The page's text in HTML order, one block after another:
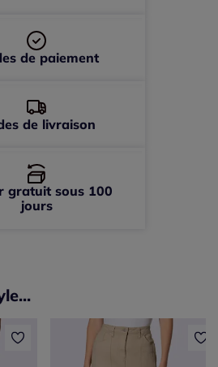
de paiement
de livraison
gratuit sous 100
jours